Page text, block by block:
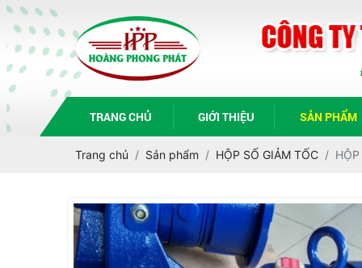
TRANG CHỦ GIỚI THIỆU SẢN PHẨM
Trang chủ Sản phẩm HỘP SỐ GIẢM TỐC